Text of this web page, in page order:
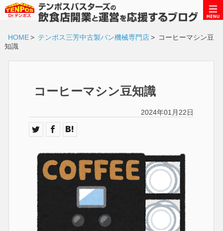
HOME> テンポス三芳中古製パン機械専門店> コーヒーマシン豆
知識
コーヒーマシン豆知識
2024年01月22日